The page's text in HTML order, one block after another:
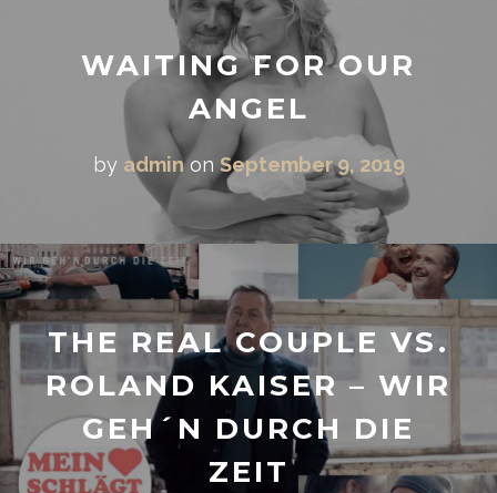
WAITING FOR OUR
ANGEL
by admin on September 9, 2019
THE REAL COUPLE VS.
ROLAND KAISER – WIR
GEH´N DURCH DIE
ZEIT